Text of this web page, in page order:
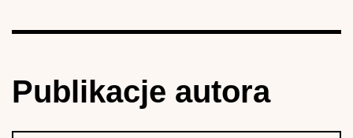
Publikacje autora